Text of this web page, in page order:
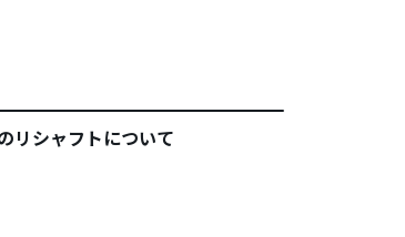
リシャフトについて